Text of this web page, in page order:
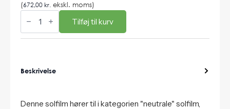
(672,00 kr. ekskl. moms)
Pleolit
SP75,
INDVENDIG
SOLFILM
Tilføj til kurv
Beskrivelse
Denne solfilm hører til i kategorien "neutrale" solfilm,